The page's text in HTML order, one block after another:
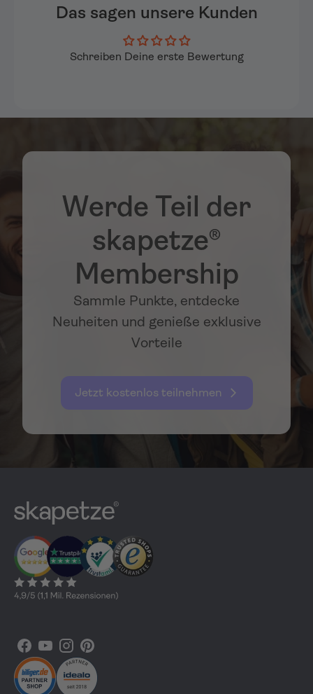
Das sagen unsere Kunden
Schreiben Deine erste Bewertung
Werde Teil der
skapetze®
Membership
Sammle Punkte, entdecke
Neuheiten und genieße exklusive
Vorteile
Jetzt kostenlos teilnehmen
Facebook
YouTubeInstagram
Pinterest